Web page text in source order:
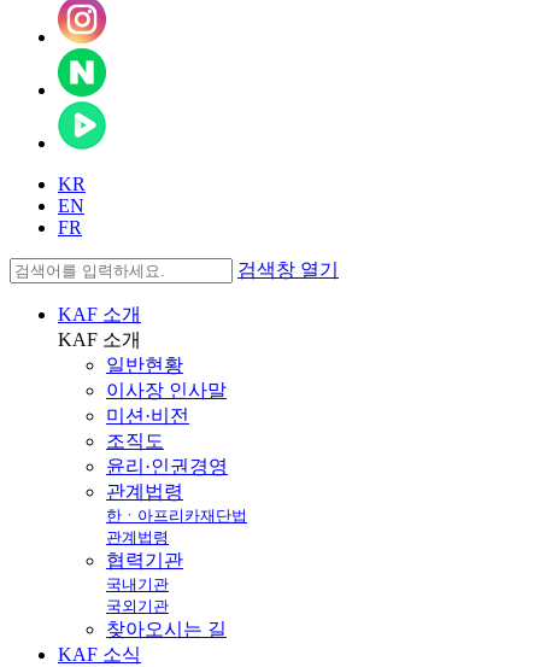
KR
EN
FR
검색창 열기
KAF 소개
KAF 소개
일반현황
이사장 인사말
미션·비전
조직도
윤리·인권경영
관계법령
한ㆍ아프리카재단법
관계법령
협력기관
국내기관
국외기관
찾아오시는 길
KAF 소식